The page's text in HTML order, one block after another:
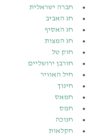
חברה ישראלית
חג האביב
חג האסיף
חג המצות
חוק טל
חורבן ירושליים
חיל האוויר
חינוך
חמאס
חמס
חנוכה
חקלאות